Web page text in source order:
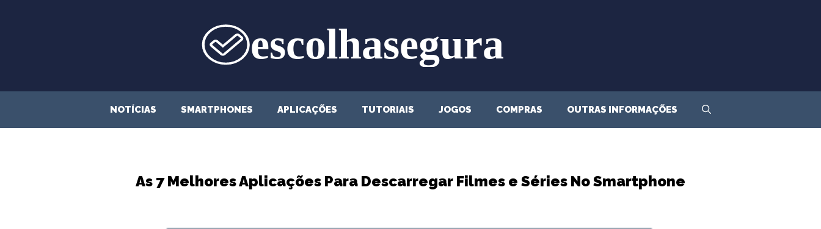
NOTÍCIAS SMARTPHONES APLICAÇÕES TUTORIAIS JOGOS COMPRAS OUTRAS INFORMAÇÕES
As 7 Melhores Aplicações Para Descarregar Filmes e Séries No Smartphone